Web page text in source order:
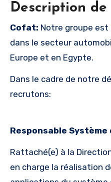
Description
Cofat: Notre groupe
dans le secteur
Europe et en Egypte.
Dans le cadre de notre
recrutons:
Responsable Système
Rattaché(e) à la
en charge la réalisation